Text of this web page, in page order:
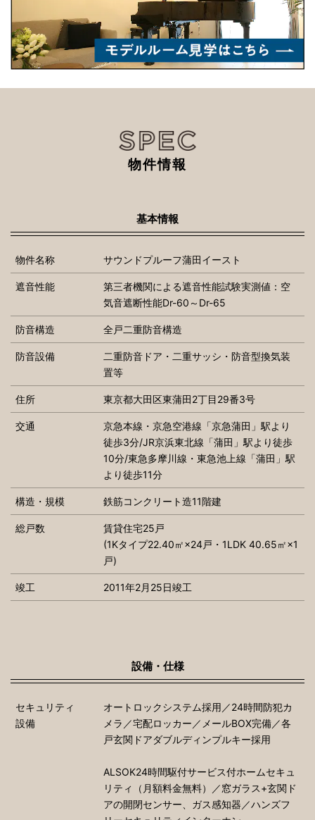
物件情報
基本情報
物件名称 サウンドプルーフ蒲田イースト
遮音性能
第三者機関による遮音性能試験実測値：空
気音遮断性能Dr-60～Dr-65
防音構造 全戸二重防音構造
防音設備
二重防音ドア・二重サッシ・防音型換気装
置等
住所 東京都大田区東蒲田2丁目29番3号
交通
京急本線・京急空港線「京急蒲田」駅より
徒歩3分/JR京浜東北線「蒲田」駅より徒歩
10分/東急多摩川線・東急池上線「蒲田」駅
より徒歩11分
構造・規模 鉄筋コンクリート造11階建
総戸数
賃貸住宅25戸
(1Kタイプ22.40㎡×24戸・1LDK 40.65㎡×1
戸)
竣工 2011年2月25日竣工
設備・仕様
セキュリティ
設備
オートロックシステム採用／24時間防犯カ
メラ／宅配ロッカー／メールBOX完備／各
戸玄関ドアダブルディンプルキー採用
ALSOK24時間駆付サービス付ホームセキュ
リティ（月額料金無料）／窓ガラス+玄関ド
アの開閉センサー、ガス感知器／ハンズフ